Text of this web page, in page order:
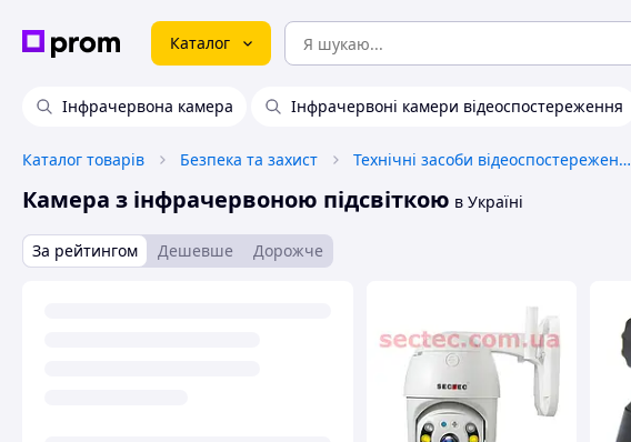
Каталог
Інфрачервона камера Інфрачервоні камери відеоспостереження
Каталог товарів Безпека та захист Технічні засоби відеоспостереження
Камера з інфрачервоною підсвіткою в Україні
За рейтингом Дешевше Дорожче